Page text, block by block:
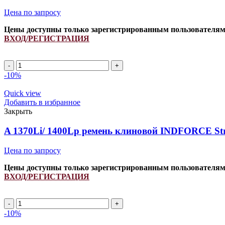
Цена по запросу
Цены доступны только зарегистрированным пользователям
ВХОД/РЕГИСТРАЦИЯ
Ремень
661245.0/
N15202/
274339M91/
843008M1
INDFORCE
quantity
-10%
Quick view
Добавить в избранное
Закрыть
A 1370Li/ 1400Lp ремень клиновой INDFORCE
Цена по запросу
Цены доступны только зарегистрированным пользователям
ВХОД/РЕГИСТРАЦИЯ
A
1370Li/
-10%